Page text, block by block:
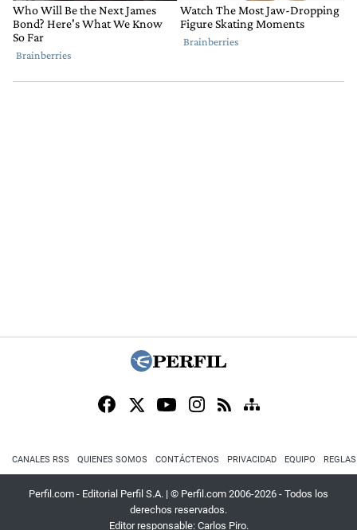
CANALES RSS QUIENES SOMOS CONTÁCTENOS PRIVACIDAD EQUIPO
Perfil.com - Editorial Perfil S.A. | © Perfil.com 2006-2026 - Todos los
derechos reservados.
Editor responsable: Carlos Piro.